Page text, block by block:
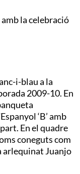
la celebració
i-blau a la
2009-10. En
‘B’ amb
En el quadre
coneguts com
arlequinat Juanjo